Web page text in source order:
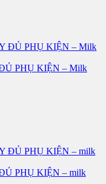
PHỤ KIỆN – Milk
PHỤ KIỆN – milk